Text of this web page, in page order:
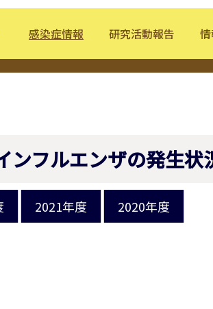
感染症情報 研究活動報告
ンフルエンザの発生状
2021年度 2020年度